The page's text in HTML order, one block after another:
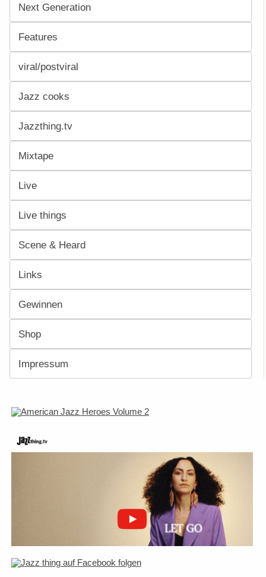
Next Generation
Features
viral/postviral
Jazz cooks
Jazzthing.tv
Mixtape
Live
Live things
Scene & Heard
Links
Gewinnen
Shop
Impressum